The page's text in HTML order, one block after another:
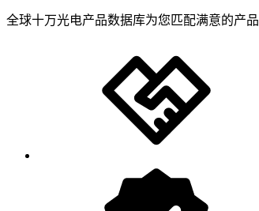
全球十万光电产品数据库为您匹配满意的产品